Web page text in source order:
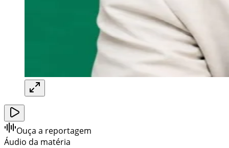
Ouça a reportagem
Áudio da matéria